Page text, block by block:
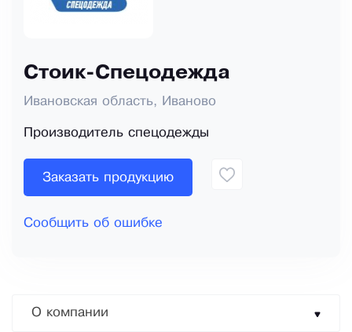
Стоик-Спецодежда
Ивановская область, Иваново
Производитель спецодежды
Заказать продукцию
Сообщить об ошибке
О компании